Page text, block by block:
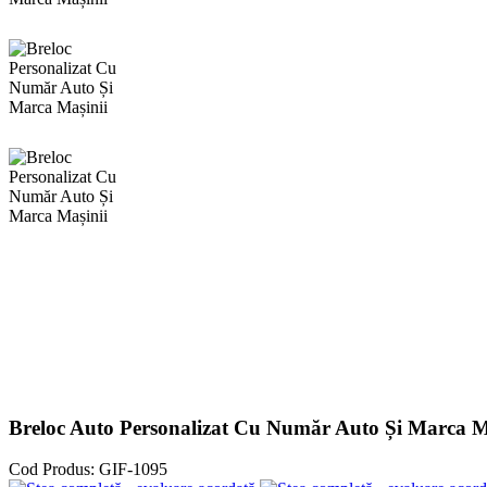
Breloc Auto Personalizat Cu Număr Auto Și Marca
Cod Produs: GIF-1095